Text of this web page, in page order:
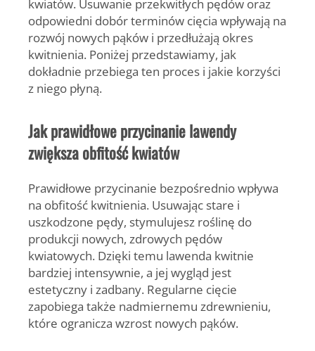
odpowiedni dobór terminów cięcia wpływają na
rozwój nowych pąków i przedłużają okres
kwitnienia. Poniżej przedstawiamy, jak
dokładnie przebiega ten proces i jakie korzyści
z niego płyną.
Jak prawidłowe przycinanie lawendy
zwiększa obfitość kwiatów
Prawidłowe przycinanie bezpośrednio wpływa
na obfitość kwitnienia. Usuwając stare i
uszkodzone pędy, stymulujesz roślinę do
produkcji nowych, zdrowych pędów
kwiatowych. Dzięki temu lawenda kwitnie
bardziej intensywnie, a jej wygląd jest
estetyczny i zadbany. Regularne cięcie
zapobiega także nadmiernemu zdrewnieniu,
które ogranicza wzrost nowych pąków.